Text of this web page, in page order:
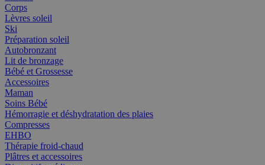
Corps
Lèvres soleil
Ski
Préparation soleil
Autobronzant
Lit de bronzage
Bébé et Grossesse
Accessoires
Maman
Soins Bébé
Hémorragie et déshydratation des plaies
Compresses
EHBO
Thérapie froid-chaud
Plâtres et accessoires